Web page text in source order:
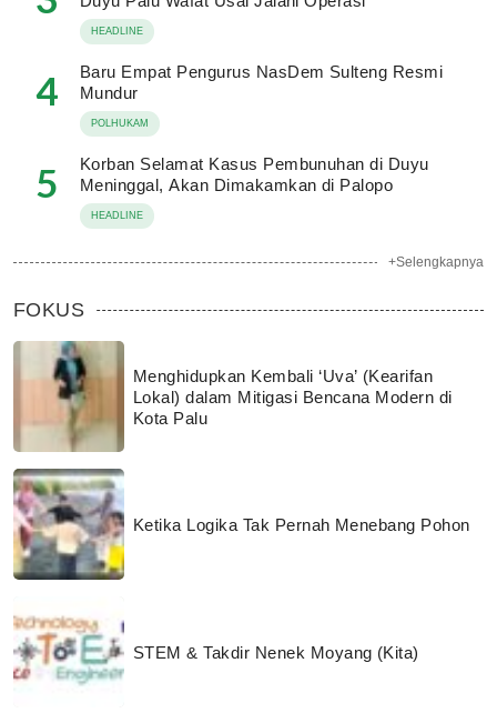
HEADLINE
4
Baru Empat Pengurus NasDem Sulteng Resmi
Mundur
POLHUKAM
5
Korban Selamat Kasus Pembunuhan di Duyu
Meninggal, Akan Dimakamkan di Palopo
HEADLINE
+Selengkapnya
FOKUS
Menghidupkan Kembali ‘Uva’ (Kearifan
Lokal) dalam Mitigasi Bencana Modern di
Kota Palu
Ketika Logika Tak Pernah Menebang Pohon
STEM & Takdir Nenek Moyang (Kita)